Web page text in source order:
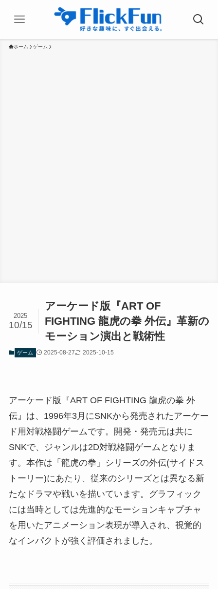
ホーム ゲーム
アーケード版『ART OF
FIGHTING 龍虎の拳 外伝』革新の
モーション演出と戦術性
2025
10/15
ゲーム 2025-08-27 2025-10-15
アーケード版『ART OF FIGHTING 龍虎の拳 外
伝』は、1996年3月にSNKから発売されたアーケー
ド用対戦格闘ゲームです。開発・発売元は共に
SNKで、ジャンルは2D対戦格闘ゲームとなりま
す。本作は「龍虎の拳」シリーズの外伝(サイドス
トーリー)にあたり、従来のシリーズとは異なる新
たなドラマや戦いを描いています。グラフィック
には当時としては先進的なモーションキャプチャ
を用いたアニメーション表現が導入され、視覚的
なインパクトが強く評価されました。